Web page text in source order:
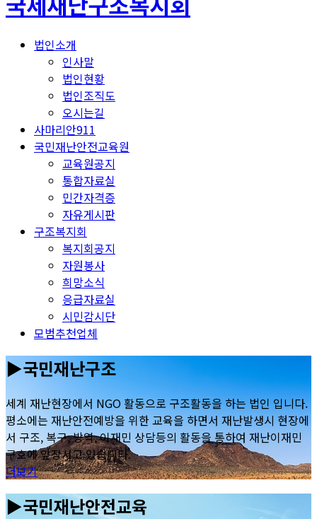
법인소개
인사말
법인현황
법인조직도
오시는길
사마리안911
국민재난안전교육원
교육원공지
통합자료실
민간자격증
자유게시판
구조복지회
복지회공지
자원봉사
희망소식
응급자료실
시민감시단
모범추천업체
▶국민재난구조
세계 재난현장에서 NGO 활동으로 구조활동을 하는 법인 입니다.
평소에는 재난안전예방을 위한 교육을 하면서 재난발생시 현장에
서 구조, 복구, 방역, 이재민 상담등의 활동을 통하여 재난이재민
구호에 앞장서고 있습니다.
더보기
▶국민재난안전교육